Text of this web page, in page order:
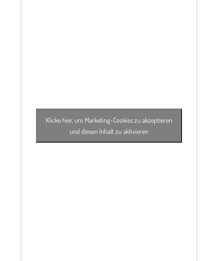
Klicke hier, um Marketing-Cookies zu akzeptieren
und diesen Inhalt zu aktivieren